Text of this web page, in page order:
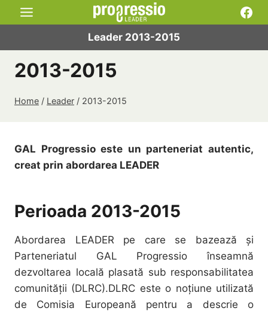
to
Leader 2013-2015
2013-2015
Home / Leader / 2013-2015
GAL Progressio este un parteneriat autentic,
creat prin abordarea LEADER
Perioada 2013-2015
Abordarea LEADER pe care se bazează și
Parteneriatul GAL Progressio înseamnă
dezvoltarea locală plasată sub responsabilitatea
comunităţii (DLRC).DLRC este o noțiune utilizată
de Comisia Europeană pentru a descrie o